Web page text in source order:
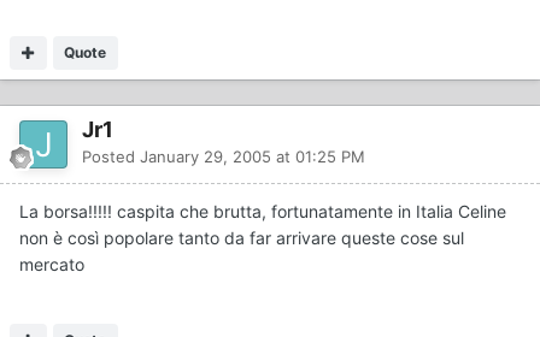
Quote
Jr1
Posted January 29, 2005 at 01:25 PM
La borsa!!!!! caspita che brutta, fortunatamente in Italia Celine
non è così popolare tanto da far arrivare queste cose sul
mercato